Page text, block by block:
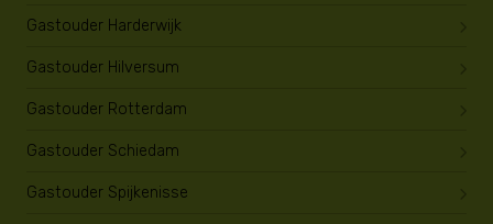
Gastouder Harderwijk
Gastouder Hilversum
Gastouder Rotterdam
Gastouder Schiedam
Gastouder Spijkenisse